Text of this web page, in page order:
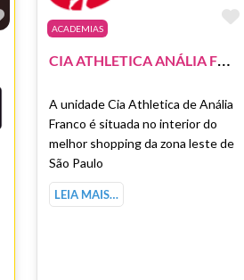
Marcar como Favorito
ACADEMIAS
C
IA ATHLETICA ANÁLIA FRANCO
A unidade Cia Athletica de Anália
Franco é situada no interior do
melhor shopping da zona leste de
São Paulo
LEIA MAIS…